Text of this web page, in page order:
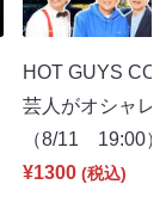
HOT GUYS
芸人がオシャレ
（8/11 19:00）
¥1300 (税込)